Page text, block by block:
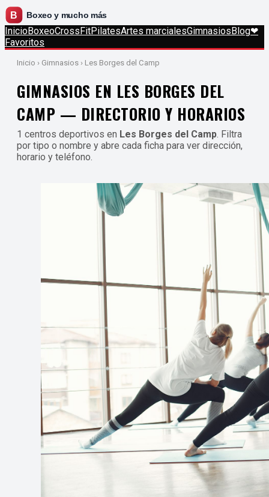
InicioBoxeoCrossFitPilatesArtes marcialesGimnasiosBlog❤
Favoritos
Inicio › Gimnasios › Les Borges del Camp
GIMNASIOS EN LES BORGES DEL
CAMP — DIRECTORIO Y HORARIOS
1 centros deportivos en Les Borges del Camp. Filtra
por tipo o nombre y abre cada ficha para ver dirección,
horario y teléfono.